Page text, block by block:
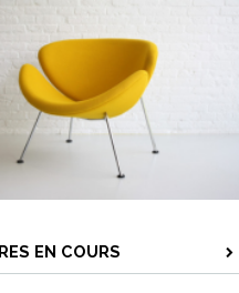
EN COURS